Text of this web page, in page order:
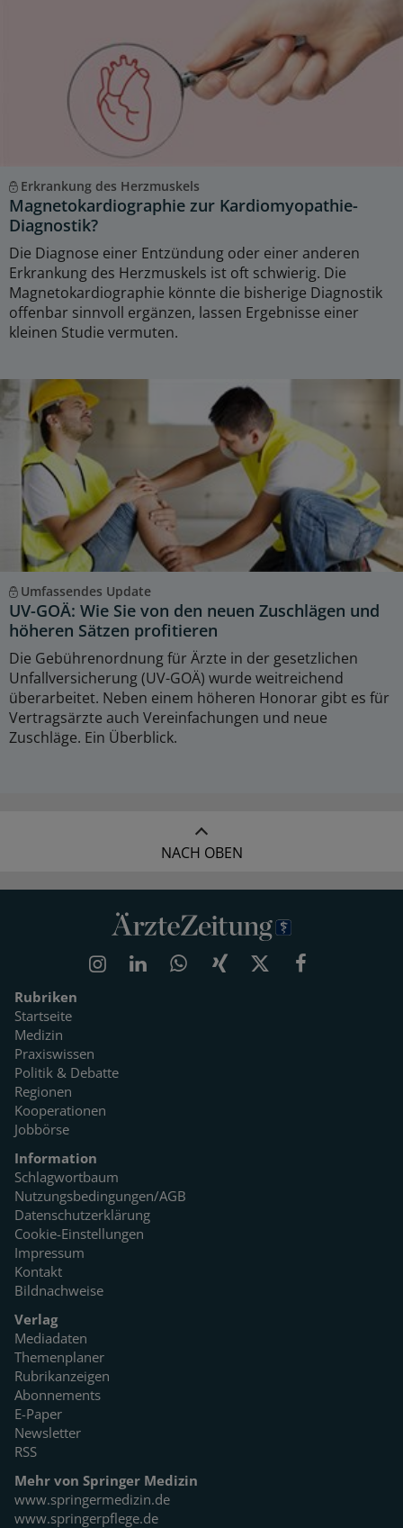
Erkrankung des Herzmuskels
Magnetokardiographie zur Kardiomyopathie-
Diagnostik?
Die Diagnose einer Entzündung oder einer anderen
Erkrankung des Herzmuskels ist oft schwierig. Die
Magnetokardiographie könnte die bisherige Diagnostik
offenbar sinnvoll ergänzen, lassen Ergebnisse einer
kleinen Studie vermuten.
Umfassendes Update
UV-GOÄ: Wie Sie von den neuen Zuschlägen und
höheren Sätzen profitieren
Die Gebührenordnung für Ärzte in der gesetzlichen
Unfallversicherung (UV-GOÄ) wurde weitreichend
überarbeitet. Neben einem höheren Honorar gibt es für
Vertragsärzte auch Vereinfachungen und neue
Zuschläge. Ein Überblick.
NACH OBEN
Rubriken
Startseite
Medizin
Praxiswissen
Politik & Debatte
Regionen
Kooperationen
Jobbörse
Information
Schlagwortbaum
Nutzungsbedingungen/AGB
Datenschutzerklärung
Cookie-Einstellungen
Impressum
Kontakt
Bildnachweise
Verlag
Mediadaten
Themenplaner
Rubrikanzeigen
Abonnements
E-Paper
Newsletter
RSS
Mehr von Springer Medizin
www.springermedizin.de
www.springerpflege.de